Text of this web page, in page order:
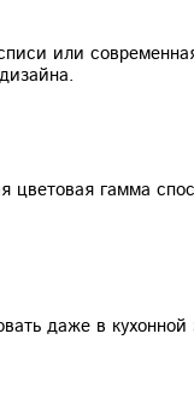
или
гамма
даже в